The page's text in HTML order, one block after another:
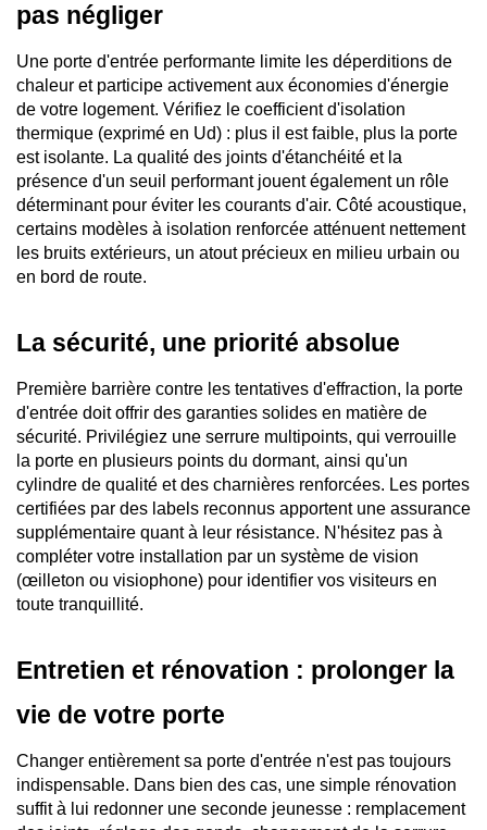
pas négliger
Une porte d'entrée performante limite les déperditions de
chaleur et participe activement aux économies d'énergie
de votre logement. Vérifiez le coefficient d'isolation
thermique (exprimé en Ud) : plus il est faible, plus la porte
est isolante. La qualité des joints d'étanchéité et la
présence d'un seuil performant jouent également un rôle
déterminant pour éviter les courants d'air. Côté acoustique,
certains modèles à isolation renforcée atténuent nettement
les bruits extérieurs, un atout précieux en milieu urbain ou
en bord de route.
La sécurité, une priorité absolue
Première barrière contre les tentatives d'effraction, la porte
d'entrée doit offrir des garanties solides en matière de
sécurité. Privilégiez une serrure multipoints, qui verrouille
la porte en plusieurs points du dormant, ainsi qu'un
cylindre de qualité et des charnières renforcées. Les portes
certifiées par des labels reconnus apportent une assurance
supplémentaire quant à leur résistance. N'hésitez pas à
compléter votre installation par un système de vision
(œilleton ou visiophone) pour identifier vos visiteurs en
toute tranquillité.
Entretien et rénovation : prolonger la
vie de votre porte
Changer entièrement sa porte d'entrée n'est pas toujours
indispensable. Dans bien des cas, une simple rénovation
suffit à lui redonner une seconde jeunesse : remplacement